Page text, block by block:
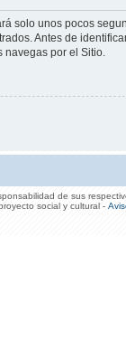
solo unos pocos
Antes de
por el Sitio.
de sus
social y cultural -